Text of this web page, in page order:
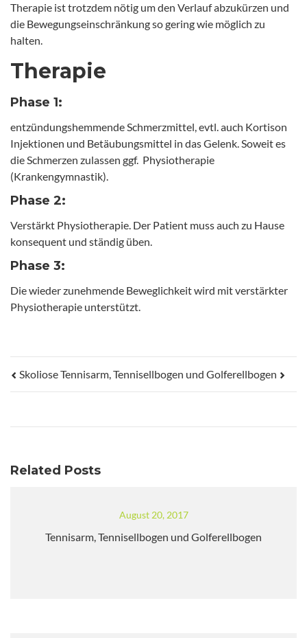
Therapie ist trotzdem nötig um den Verlauf abzukürzen und
die Bewegungseinschränkung so gering wie möglich zu
halten.
Therapie
Phase 1:
entzündungshemmende Schmerzmittel, evtl. auch Kortison
Injektionen und Betäubungsmittel in das Gelenk. Soweit es
die Schmerzen zulassen ggf. Physiotherapie
(Krankengymnastik).
Phase 2:
Verstärkt Physiotherapie. Der Patient muss auch zu Hause
konsequent und ständig üben.
Phase 3:
Die wieder zunehmende Beweglichkeit wird mit verstärkter
Physiotherapie unterstützt.
SkolioseTennisarm, Tennisellbogen und Golferellbogen
Related Posts
August 20, 2017
Tennisarm, Tennisellbogen und Golferellbogen